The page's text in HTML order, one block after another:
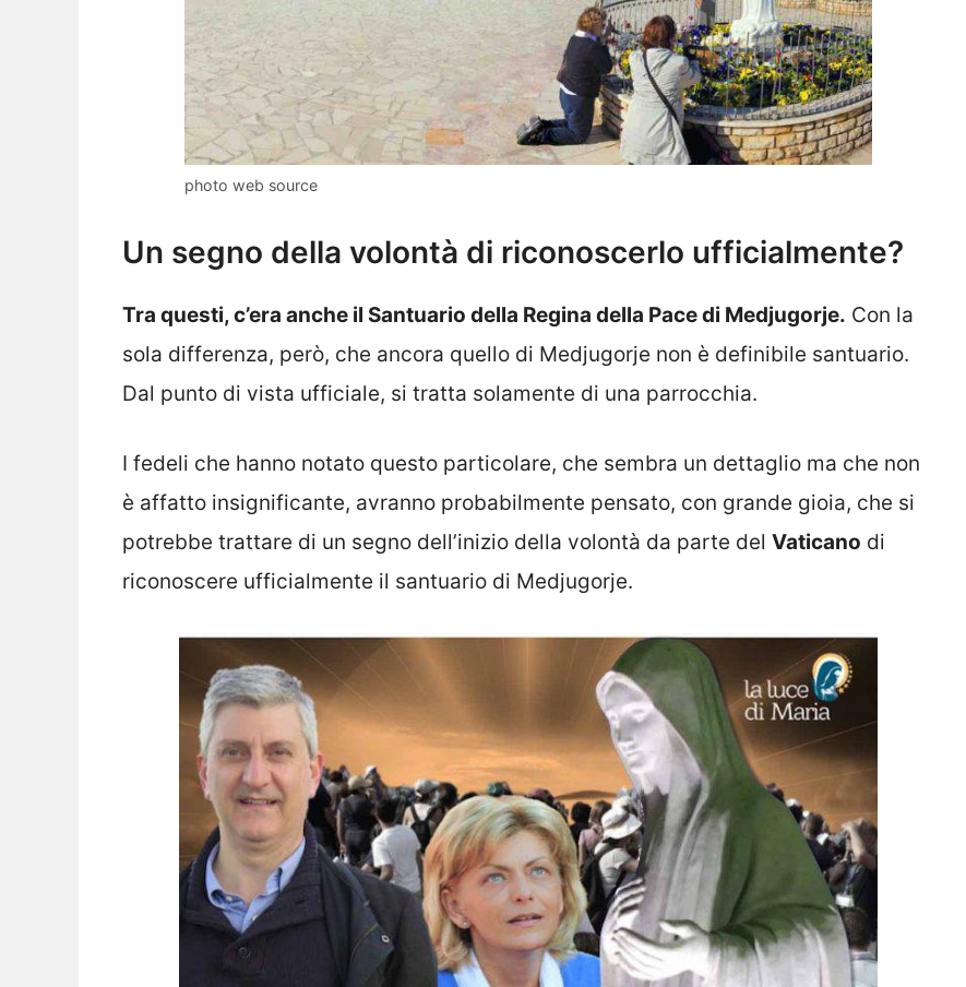
photo web source
Un segno della volontà di riconoscerlo ufficialmente?
Tra questi, c’era anche il Santuario della Regina della Pace di Medjugorje. Con la
sola differenza, però, che ancora quello di Medjugorje non è definibile santuario.
Dal punto di vista ufficiale, si tratta solamente di una parrocchia.
I fedeli che hanno notato questo particolare, che sembra un dettaglio ma che non
è affatto insignificante, avranno probabilmente pensato, con grande gioia, che si
potrebbe trattare di un segno dell’inizio della volontà da parte del Vaticano di
riconoscere ufficialmente il santuario di Medjugorje.